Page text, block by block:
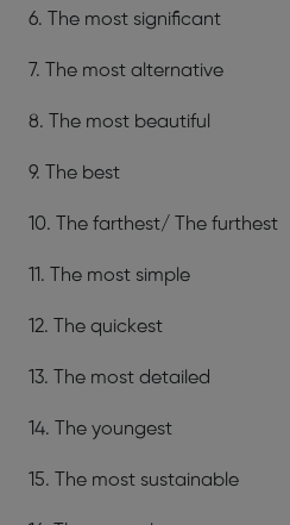
6. The most significant
7. The most alternative
8. The most beautiful
9. The best
10. The farthest/ The furthest
11. The most simple
12. The quickest
13. The most detailed
14. The youngest
15. The most sustainable